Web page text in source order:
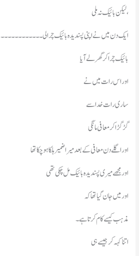
لیکن بائیک نہ ملی،
ایک دن میں نےاپنی پسندیدہ بائیک چرالی ۔۔۔۔ ۔۔۔۔ ۔۔۔۔
بائیک چرا کرگھر لے آیا
اور اس رات میں نے
ساری رات خدا سے
گڑ گڑا کر معافی مانگی
اور اگلے دن معافی کے بعدمیرا ضمیر ہلکا ہو چکا تھا
اور مجھے میری پسندیدہ بائیک مل چکی تھی
اور میں جان گیا تھا کہ
مذہب کیسے کام کرتا ہے۔
اتنا کہہ کر جیسے ہی